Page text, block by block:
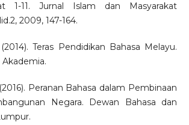
1-11. Jurnal Islam dan Masyarakat
2009, 147-164.
Teras Pendidikan Bahasa Melayu.
Akademia.
Peranan Bahasa dalam Pembinaan
Negara. Dewan Bahasa dan